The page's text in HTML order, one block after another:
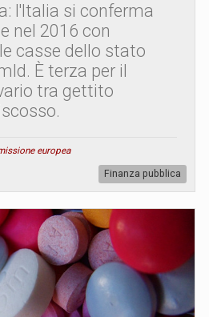
l'Italia si conferma
nel 2016 con
casse dello stato
È terza per il
tra gettito
europea
Finanza pubblica